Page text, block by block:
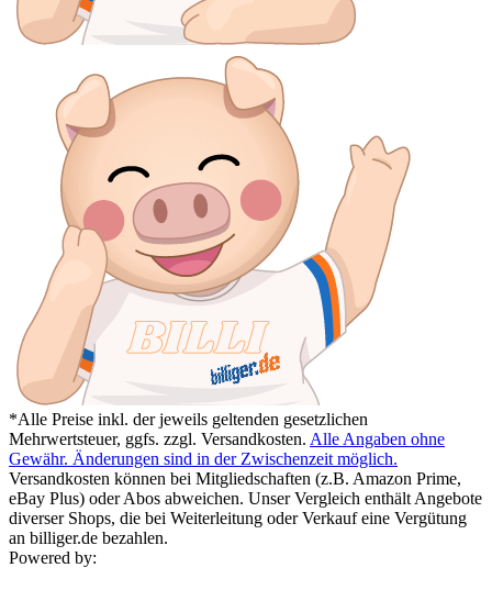
*Alle Preise inkl. der jeweils geltenden gesetzlichen
Mehrwertsteuer, ggfs. zzgl. Versandkosten. Alle Angaben ohne
Gewähr. Änderungen sind in der Zwischenzeit möglich.
Versandkosten können bei Mitgliedschaften (z.B. Amazon Prime,
eBay Plus) oder Abos abweichen. Unser Vergleich enthält Angebote
diverser Shops, die bei Weiterleitung oder Verkauf eine Vergütung
an billiger.de bezahlen.
Powered by: